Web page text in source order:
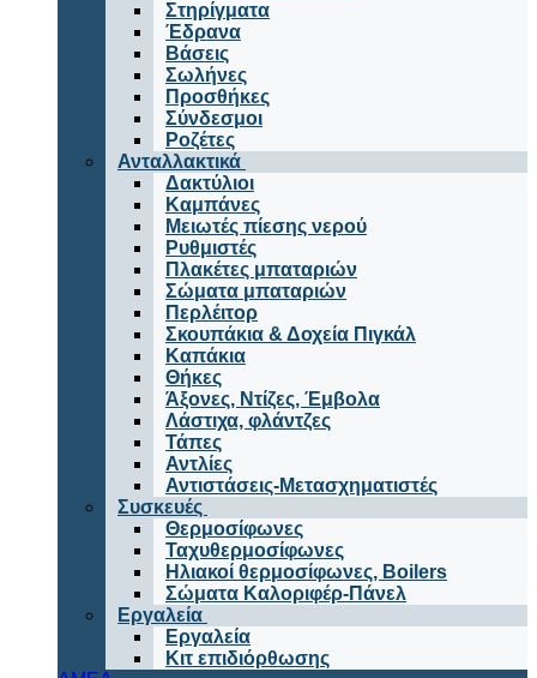
Στηρίγματα
Έδρανα
Βάσεις
Σωλήνες
Προσθήκες
Σύνδεσμοι
Ροζέτες
Ανταλλακτικά
Δακτύλιοι
Καμπάνες
Μειωτές πίεσης νερού
Ρυθμιστές
Πλακέτες μπαταριών
Σώματα μπαταριών
Περλέιτορ
Σκουπάκια & Δοχεία Πιγκάλ
Καπάκια
Θήκες
Άξονες, Ντίζες, Έμβολα
Λάστιχα, φλάντζες
Τάπες
Αντλίες
Αντιστάσεις-Μετασχηματιστές
Συσκευές
Θερμοσίφωνες
Ταχυθερμοσίφωνες
Ηλιακοί θερμοσίφωνες, Boilers
Σώματα Καλοριφέρ-Πάνελ
Εργαλεία
Εργαλεία
Κιτ επιδιόρθωσης